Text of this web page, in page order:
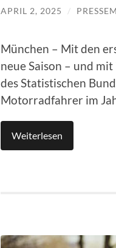
APRIL 2, 2025 /
München – Mit den
neue Saison – und
des Statistischen
Motorradfahrer im
Weiterlesen